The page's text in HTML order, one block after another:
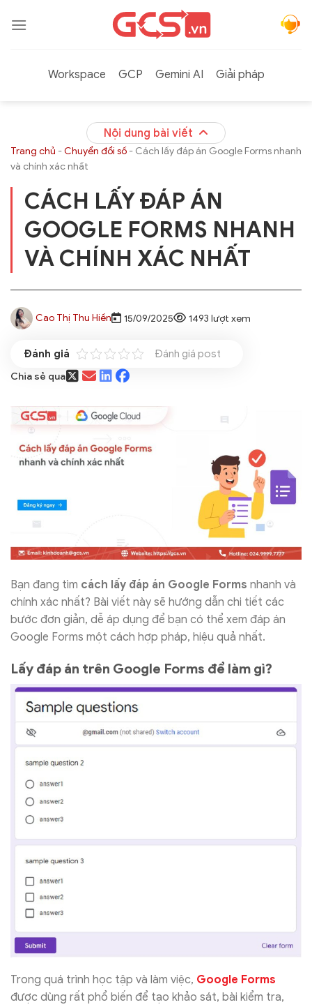
qua
Workspace
GCP Gemini AI Giải pháp
Nội dung bài viết
Trang chủ -Chuyển đổi số - Cách lấy đáp án Google Forms nhanh
và chính xác nhất
CÁCH LẤY ĐÁP ÁN
GOOGLE FORMS NHANH
VÀ CHÍNH XÁC NHẤT
Cao Thị Thu Hiền 15/09/2025 1493 lượt xem
Đánh giá post
Chia sẻ qua
Bạn đang tìm cách lấy đáp án Google Forms nhanh và
chính xác nhất? Bài viết này sẽ hướng dẫn chi tiết các
bước đơn giản, dễ áp dụng để bạn có thể xem đáp án
Google Forms một cách hợp pháp, hiệu quả nhất.
Lấy đáp án trên Google Forms để làm gì?
Trong quá trình học tập và làm việc, Google Forms
được dùng rất phổ biến để tạo khảo sát, bài kiểm tra,